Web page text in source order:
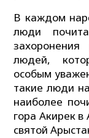
В каждом
люди
людей,
особым
такие люди
наиболее
гора Акирек
святой